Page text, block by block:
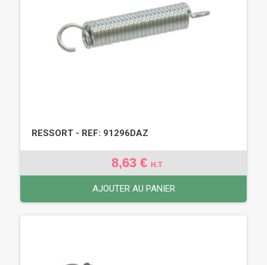
RESSORT - REF: 91296DAZ
8,63 € H.T
AJOUTER AU PANIER